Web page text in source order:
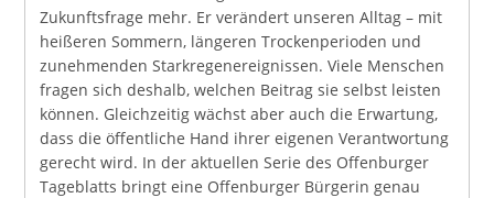
Zukunftsfrage mehr. Er verändert unseren Alltag – mit
heißeren Sommern, längeren Trockenperioden und
zunehmenden Starkregenereignissen. Viele Menschen
fragen sich deshalb, welchen Beitrag sie selbst leisten
können. Gleichzeitig wächst aber auch die Erwartung,
dass die öffentliche Hand ihrer eigenen Verantwortung
gerecht wird. In der aktuellen Serie des Offenburger
Tageblatts bringt eine Offenburger Bürgerin genau